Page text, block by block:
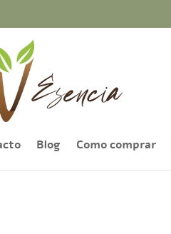
Blog Como comprar